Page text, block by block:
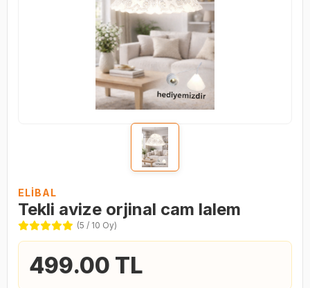
ELİBAL
Tekli avize orjinal cam lalem
(5 / 10 Oy)
499.00 TL